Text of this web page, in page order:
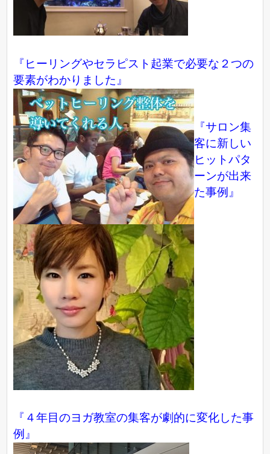
『ヒーリングやセラピスト起業で必要な２つの
要素がわかりました』
『サロン集
客に新しい
ヒットパタ
ーンが出来
た事例』
『４年目のヨガ教室の集客が劇的に変化した事
例』